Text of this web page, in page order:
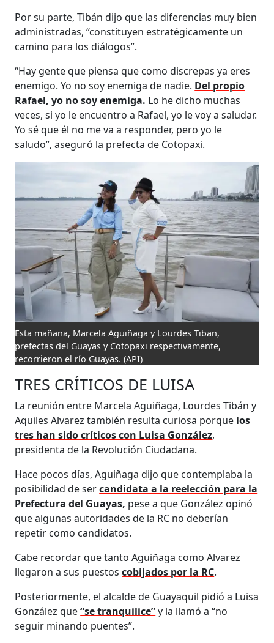
Por su parte, Tibán dijo que las diferencias muy bien
administradas, “constituyen estratégicamente un
camino para los diálogos”.
“Hay gente que piensa que como discrepas ya eres
enemigo. Yo no soy enemiga de nadie. Del propio
Rafael, yo no soy enemiga. Lo he dicho muchas
veces, si yo le encuentro a Rafael, yo le voy a saludar.
Yo sé que él no me va a responder, pero yo le
saludo”, aseguró la prefecta de Cotopaxi.
Esta mañana, Marcela Aguiñaga y Lourdes Tiban,
prefectas del Guayas y Cotopaxi respectivamente,
recorrieron el río Guayas.(API)
TRES CRÍTICOS DE LUISA
La reunión entre Marcela Aguiñaga, Lourdes Tibán y
Aquiles Alvarez también resulta curiosa porque los
tres han sido críticos con Luisa González,
presidenta de la Revolución Ciudadana.
Hace pocos días, Aguiñaga dijo que contemplaba la
posibilidad de sercandidata a la reelección para la
Prefectura del Guayas, pese a que González opinó
que algunas autoridades de la RC no deberían
repetir como candidatos.
Cabe recordar que tanto Aguiñaga como Alvarez
llegaron a sus puestoscobijados por la RC.
Posteriormente, el alcalde de Guayaquil pidió a Luisa
González que“se tranquilice”y la llamó a “no
seguir minando puentes”.